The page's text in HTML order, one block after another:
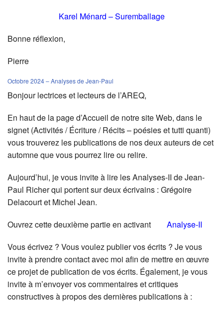
Karel Ménard – Suremballage
Bonne réflexion,
Pierre
Octobre 2024 – Analyses de Jean-Paul
Bonjour lectrices et lecteurs de l’AREQ,
En haut de la page d’Accueil de notre site Web, dans le
signet (Activités / Écriture / Récits – poésies et tutti quanti)
vous trouverez les publications de nos deux auteurs de cet
automne que vous pourrez lire ou relire.
Aujourd’hui, je vous invite à lire les Analyses-II de Jean-
Paul Richer qui portent sur deux écrivains : Grégoire
Delacourt et Michel Jean.
Ouvrez cette deuxième partie en activant Analyse-II
Vous écrivez ? Vous voulez publier vos écrits ? Je vous
invite à prendre contact avec moi afin de mettre en œuvre
ce projet de publication de vos écrits. Également, je vous
invite à m’envoyer vos commentaires et critiques
constructives à propos des dernières publications à :